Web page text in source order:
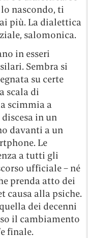
nascondo, ti
più. La dialettica
salomonica.
in esseri
Sembra si
su certe
scala di
scimmia a
in un
davanti a un
Le
a tutti gli
ufficiale – né
prenda atto dei
causa alla psiche.
dei decenni
il cambiamento
finale.